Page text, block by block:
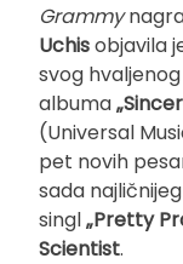
Grammy
Uchisobjavila
svog
albuma
(Universal
pet novih
sada
singl„Pretty
Scientist.